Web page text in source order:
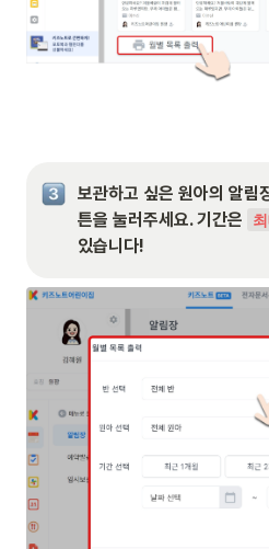
보관하고 싶은 원아의 알림
튼을 눌러주세요. 기간은
있습니다!